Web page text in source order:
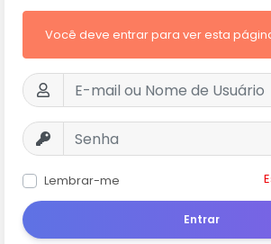
Você deve entrar para ver esta
Lembrar-me
Entrar